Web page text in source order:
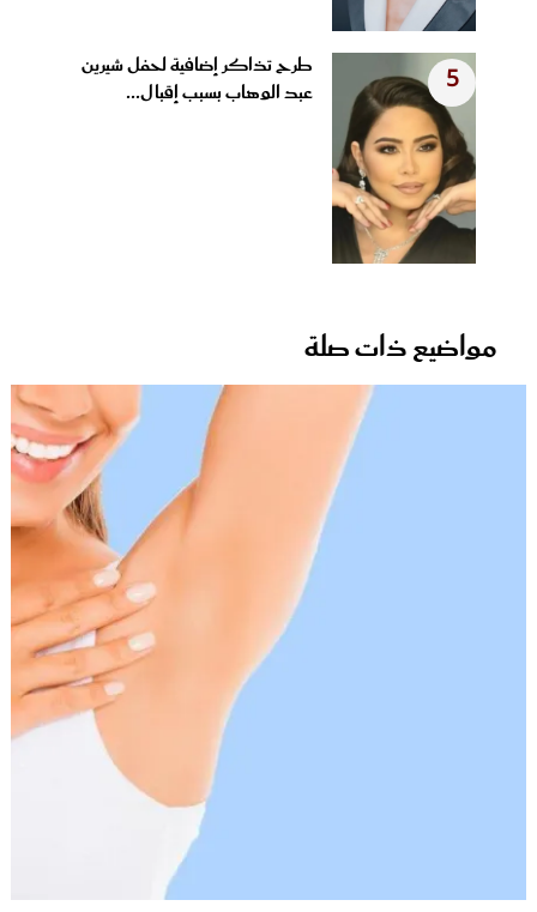
5
طرح تذاكر إضافية لحفل شيرين
عبد الوهاب بسبب إقبال...
مواضيع ذات صلة